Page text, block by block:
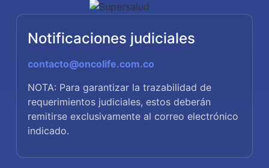
Notificaciones judiciales
contacto@oncolife.com.co
NOTA: Para garantizar la trazabilidad de
requerimientos judiciales, estos deberán
remitirse exclusivamente al correo electrónico
indicado.